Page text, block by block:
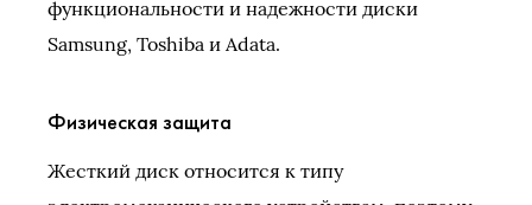
функциональности и надежности диски
Samsung, Toshiba и Adata.
Физическая защита
Жесткий диск относится к типу